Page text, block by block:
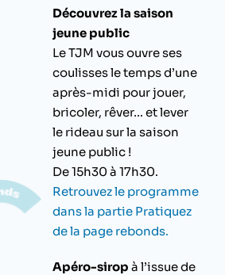
Découvrez la saison
jeune public
Le TJM vous ouvre ses
coulisses le temps d’une
après-midi pour jouer,
bricoler, rêver… et lever
le rideau sur la saison
jeune public !
De 15h30 à 17h30.
Retrouvez le programme
dans la partie Pratiquez
de la page rebonds.
Apéro-sirop à l’issue de